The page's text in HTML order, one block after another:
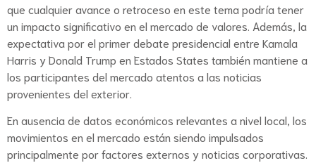
que cualquier avance o retroceso en este tema podría tener
un impacto significativo en el mercado de valores. Además, la
expectativa por el primer debate presidencial entre Kamala
Harris y Donald Trump en Estados States también mantiene a
los participantes del mercado atentos a las noticias
provenientes del exterior.
En ausencia de datos económicos relevantes a nivel local, los
movimientos en el mercado están siendo impulsados
principalmente por factores externos y noticias corporativas.